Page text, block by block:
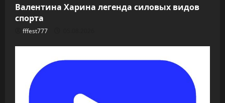
Валентина Харина легенда силовых видов
спорта
fffest777